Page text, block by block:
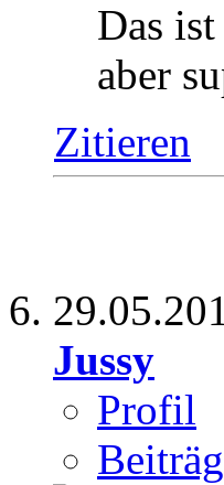
Das
aber
Zitieren
Jussy
Profil